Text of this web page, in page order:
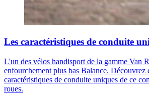
Les caractéristiques de conduite
L'un des vélos handisport de la gamme Van
enfourchement plus bas Balance. Découvrez
caractéristiques de conduite uniques de ce
roues.